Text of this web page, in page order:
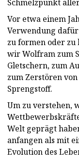
Schmelzpunkt
Vor etwa einem
Verwendung dafür
zu formen oder zu
wir Wolfram zum
Gletschern, zum
zum Zerstören
Sprengstoff.
Um zu verstehen,
Welt geprägt
anfangen als mit
Evolution des